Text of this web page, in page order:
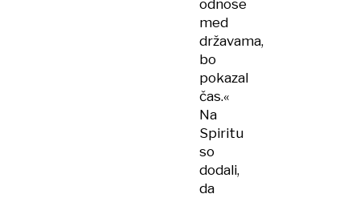
odnose
med
državama,
bo
pokazal
čas.«
Na
Spiritu
so
dodali,
da